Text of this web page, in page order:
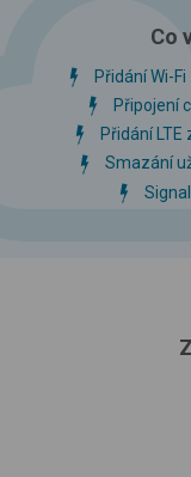
Co
Přidání Wi-
Připojení
Přidání
Smazání